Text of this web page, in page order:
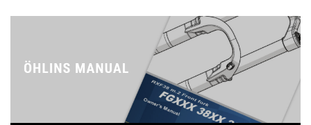
に
数
は
複
数
バ
リ
エ